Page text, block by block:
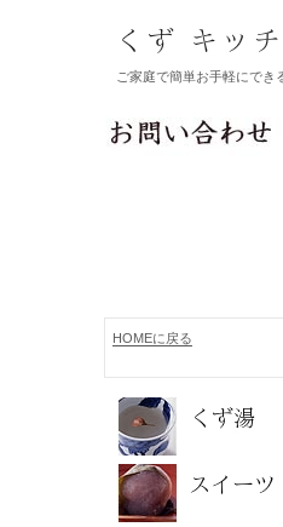
ご家庭で簡単お手軽にでき
HOMEに戻る